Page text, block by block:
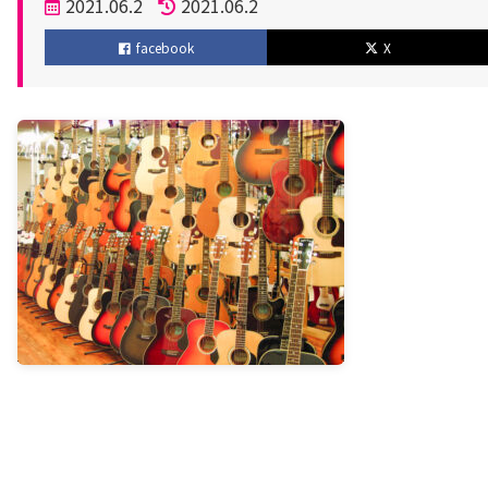
投
稿
日
2021.06.2
更
新
2021.06.2
facebook X